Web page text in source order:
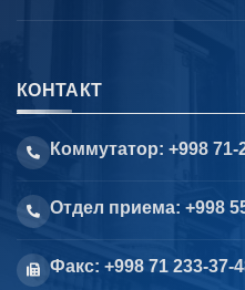
КОНТАКТ
Коммутатор: +998 71-
Отдел приема: +998
Факс: +998 71 233-37-